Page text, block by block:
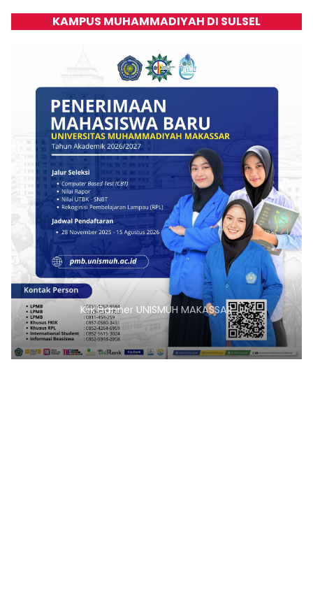
KAMPUS MUHAMMADIYAH DI SULSEL
Klik Banner UNISMUH MAKASSAR